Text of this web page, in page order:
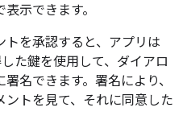
示できます。
を承認すると、アプリは
た鍵を使用して、ダイアロ
名できます。署名により、
トを見て、それに同意した